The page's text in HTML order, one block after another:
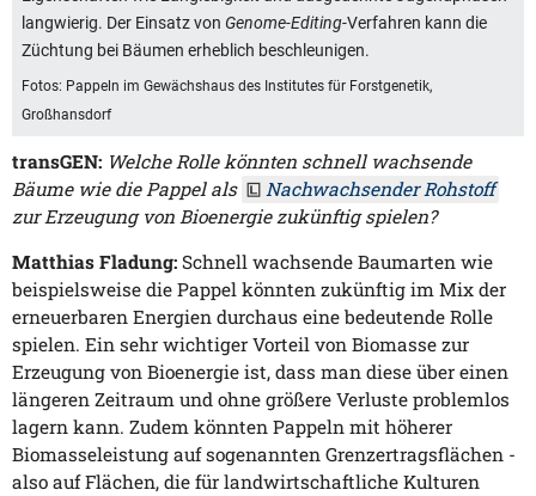
langwierig. Der Einsatz von Genome-Editing-Verfahren kann die
Züchtung bei Bäumen erheblich beschleunigen.
Fotos: Pappeln im Gewächshaus des Institutes für Forstgenetik,
Großhansdorf
transGEN: Welche Rolle könnten schnell wachsende
Bäume wie die Pappel als
Nachwachsender Rohstoff
zur Erzeugung von Bioenergie zukünftig spielen?
Matthias Fladung: Schnell wachsende Baumarten wie
beispielsweise die Pappel könnten zukünftig im Mix der
erneuerbaren Energien durchaus eine bedeutende Rolle
spielen. Ein sehr wichtiger Vorteil von Biomasse zur
Erzeugung von Bioenergie ist, dass man diese über einen
längeren Zeitraum und ohne größere Verluste problemlos
lagern kann. Zudem könnten Pappeln mit höherer
Biomasseleistung auf sogenannten Grenzertragsflächen -
also auf Flächen, die für landwirtschaftliche Kulturen